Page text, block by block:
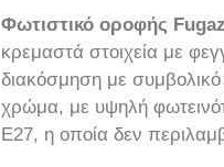
Φωτιστικό οροφής Fugaz
κρεμαστά στοιχεία με
διακόσμηση με
χρώμα, με υψηλή
E27, η οποία δεν